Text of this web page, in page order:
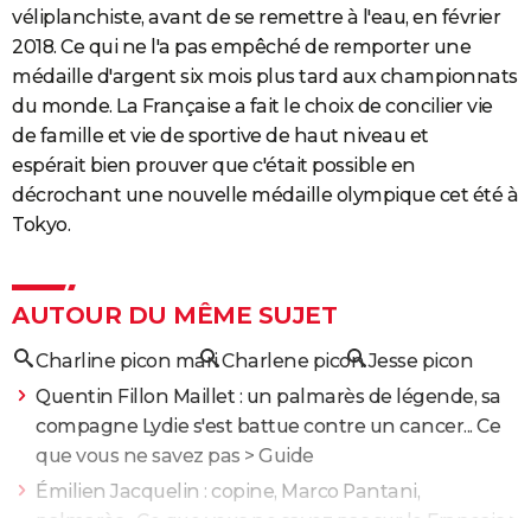
véliplanchiste, avant de se remettre à l'eau, en février
2018. Ce qui ne l'a pas empêché de remporter une
médaille d'argent six mois plus tard aux championnats
du monde. La Française a fait le choix de concilier vie
de famille et vie de sportive de haut niveau et
espérait bien prouver que c'était possible en
décrochant une nouvelle médaille olympique cet été à
Tokyo.
AUTOUR DU MÊME SUJET
Charline picon mariCharlene piconJesse picon
Quentin Fillon Maillet : un palmarès de légende, sa
compagne Lydie s'est battue contre un cancer... Ce
que vous ne savez pas > Guide
Émilien Jacquelin : copine, Marco Pantani,